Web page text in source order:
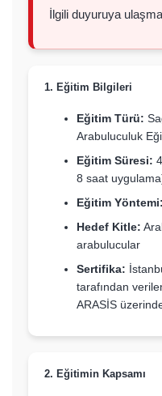
İlgili duyuruya
1. Eğitim Bilgileri
Eğitim Türü:
Arabuluculuk
Eğitim Süresi:
8 saat
Eğitim Yöntemi:
Hedef Kitle:
arabulucular
Sertifika:
tarafından
ARASİS
2. Eğitimin Kapsamı